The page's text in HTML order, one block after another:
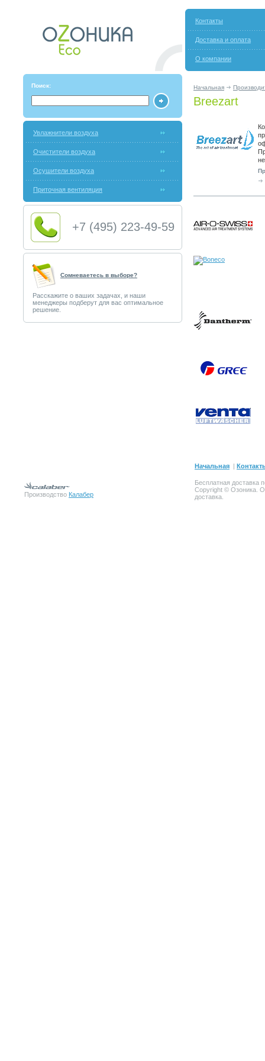
Контакты
Доставка и оплата
О компании
Поиск: Начальная
Breezart
Увлажнители воздуха
Очистители воздуха
Осушители воздуха
Приточная вентиляция
+7 (495) 223-49-59
Сомневаетесь в выборе?
Расскажите о ваших задачах, и наши
менеджеры подберут для вас оптимальное
решение.
Начальная |
Производство Калабер
Бесплатная доставка
Copyright © Озоника.
доставка.